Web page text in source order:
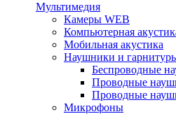
Мультимедия
Камеры WEB
Компьютерная
Мобильная акустика
Наушники и
Беспроводные
Проводные
Проводные
Микрофоны